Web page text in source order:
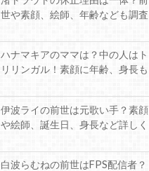
世や素顔、絵師、年齢なども調査
ハナマキアのママは？中の人はト
リリンガル！素顔に年齢、身長も
伊波ライの前世は元歌い手？素顔
や絵師、誕生日、身長など詳しく
白波らむねの前世はFPS配信者？